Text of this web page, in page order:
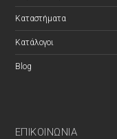
Καταστήματα
Κατάλογοι
Blog
ΕΠΙΚΟΙΝΩΝΊΑ